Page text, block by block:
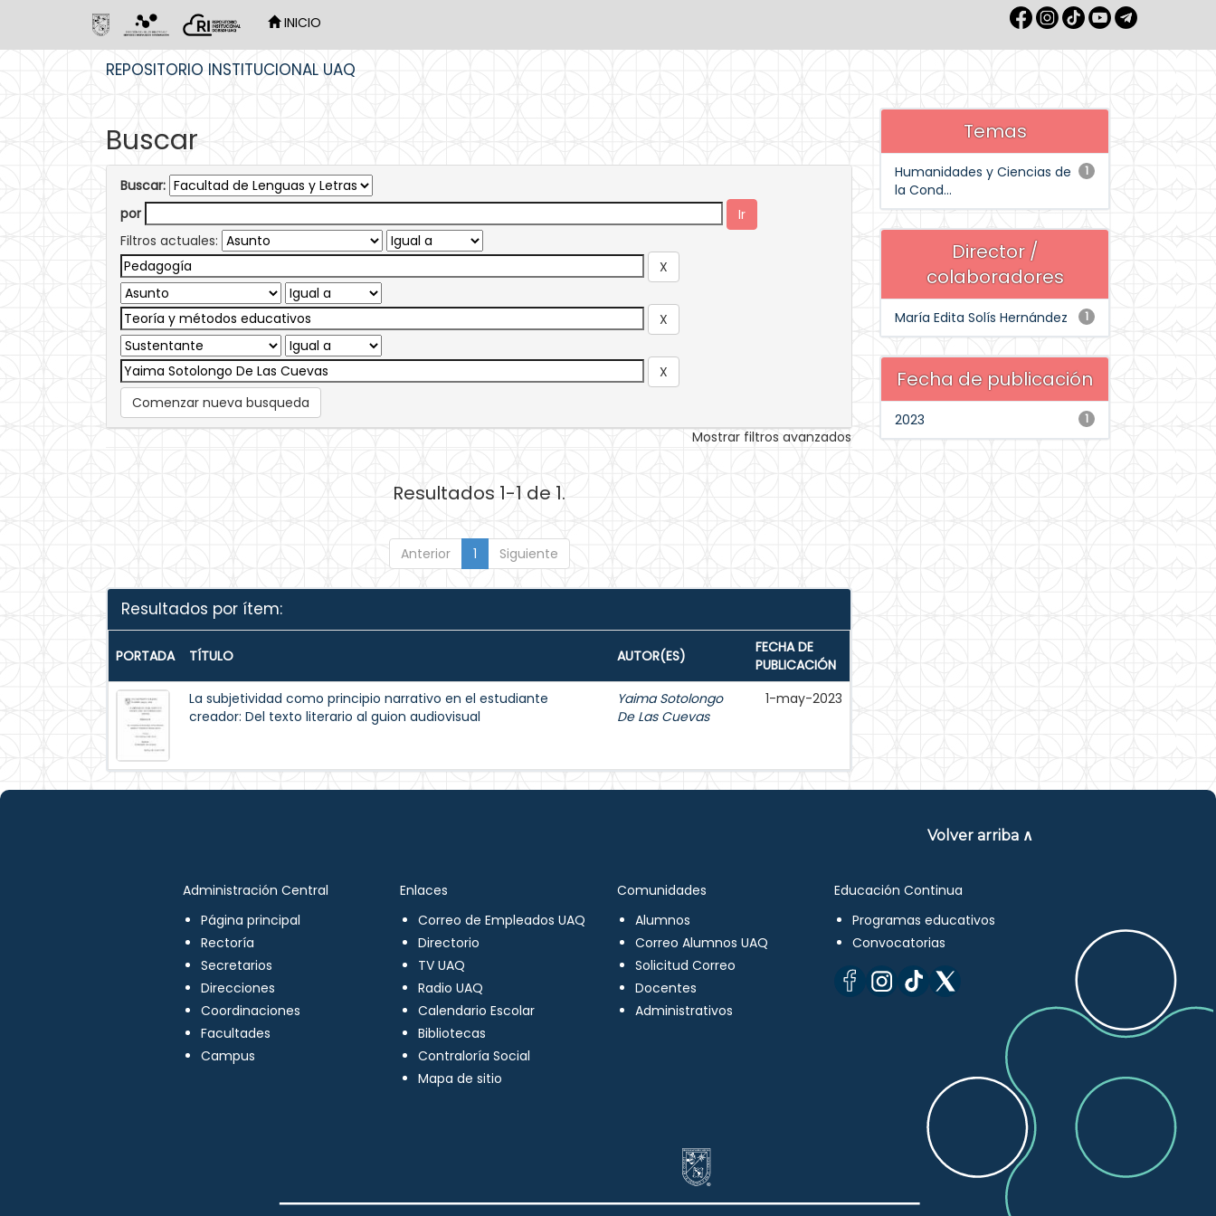
INICIO
REPOSITORIO INSTITUCIONAL UAQ
Buscar
Buscar:
por
Filtros actuales:
Comenzar nueva busqueda
Mostrar filtros avanzados
Resultados 1-1 de 1.
Anterior 1 Siguiente
Resultados por ítem:
PORTADA TÍTULO AUTOR(ES)
FECHA DE
PUBLICACIÓN
La subjetividad como principio narrativo en el estudiante
creador: Del texto literario al guion audiovisual
Yaima Sotolongo
De Las Cuevas
1-may-2023
Temas
1
Humanidades y Ciencias de
la Cond...
Director /
colaboradores
1
María Edita Solís Hernández
Fecha de publicación
1
2023
Volver arriba ∧
Administración Central
Página principal
Rectoría
Secretarios
Direcciones
Coordinaciones
Facultades
Campus
Enlaces
Correo de Empleados UAQ
Directorio
TV UAQ
Radio UAQ
Calendario Escolar
Bibliotecas
Contraloría Social
Mapa de sitio
Comunidades
Alumnos
Correo Alumnos UAQ
Solicitud Correo
Docentes
Administrativos
Educación Continua
Programas educativos
Convocatorias